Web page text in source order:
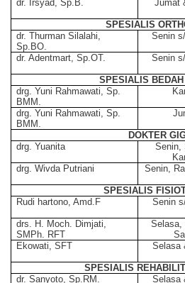
dr. Irsyad, Sp.B. Jumat
SPESIALIS
dr. Thurman Silalahi,
Sp.BO.
Senin
dr. Adentmart, Sp.OT.
Senin
SPESIALIS
drg. Yuni Rahmawati, Sp.
BMM.
drg. Yuni Rahmawati, Sp.
BMM.
DOKTER
drg. Yuanita
Senin,
drg. Wivda Putriani
Senin,
SPESIALIS
Rudi hartono, Amd.F
Senin
drs. H. Moch. Dimjati,
SMPh. RFT
Selasa,
Ekowati, SFT
Selasa
SPESIALIS
dr. Sanyoto, Sp.RM.
Selasa